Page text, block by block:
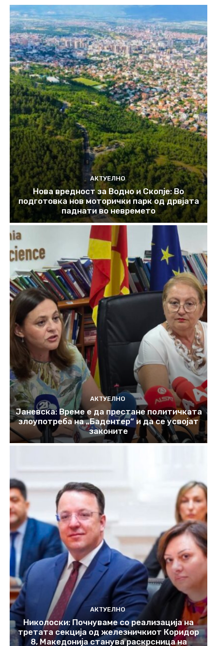
АКТУЕЛНО
Нова вредност за Водно и Скопје: Во
подготовка нов моторички парк од дрвјата
паднати во невремето
АКТУЕЛНО
Јаневска: Време е да престане политичката
злоупотреба на „Бадентер“ и да се усвојат
законите
АКТУЕЛНО
Николоски: Почнуваме со реализација на
третата секција од железничкиот Коридор
8, Македонија станува раскрсница на